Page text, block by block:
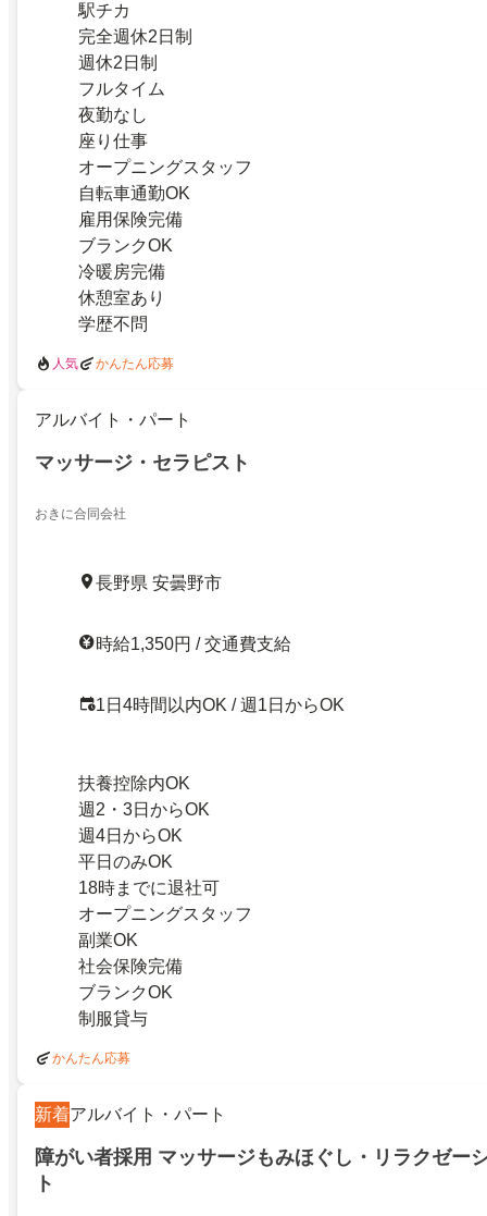
駅チカ
完全週休2日制
週休2日制
フルタイム
夜勤なし
座り仕事
オープニングスタッフ
自転車通勤OK
雇用保険完備
ブランクOK
冷暖房完備
休憩室あり
学歴不問
人気 かんたん応募
アルバイト・パート
マッサージ・セラピスト
おきに合同会社
長野県 安曇野市
時給1,350円 / 交通費支給
1日4時間以内OK / 週1日からOK
扶養控除内OK
週2・3日からOK
週4日からOK
平日のみOK
18時までに退社可
オープニングスタッフ
副業OK
社会保険完備
ブランクOK
制服貸与
かんたん応募
新着アルバイト・パート
障がい者採用 マッサージもみほぐし・リラクゼー
ト